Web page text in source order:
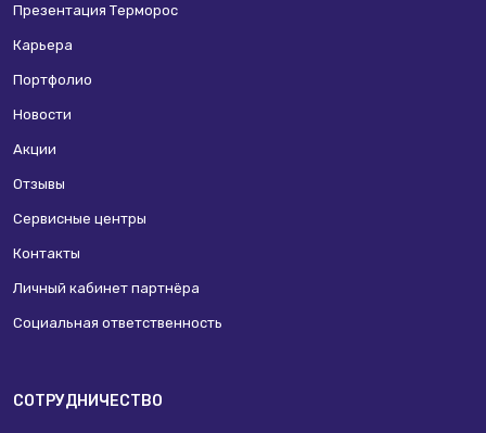
Презентация Терморос
Карьера
Портфолио
Новости
Акции
Отзывы
Сервисные центры
Контакты
Личный кабинет партнёра
Социальная ответственность
СОТРУДНИЧЕСТВО